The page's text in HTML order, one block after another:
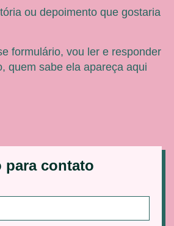
para contato
ou depoimento que gostaria
formulário, vou ler e responder
quem sabe ela apareça aqui